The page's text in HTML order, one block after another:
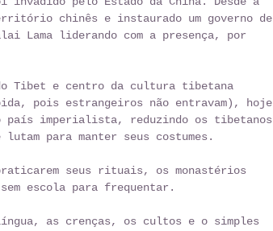
chinês e instaurado um governo de
Lama liderando com a presença, por
Tibet e centro da cultura tibetana
pois estrangeiros não entravam), hoje
país imperialista, reduzindo os tibetanos
para manter seus costumes.
seus rituais, os monastérios
escola para frequentar.
as crenças, os cultos e o simples